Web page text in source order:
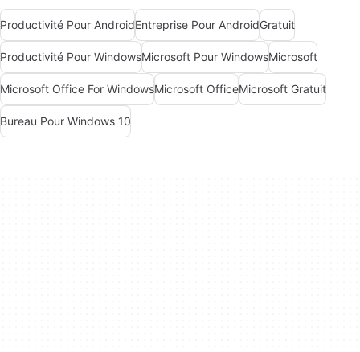
Productivité Pour AndroidEntreprise Pour AndroidGratuit
Productivité Pour WindowsMicrosoft Pour WindowsMicrosoft
Microsoft Office For WindowsMicrosoft OfficeMicrosoft Gratuit
Bureau Pour Windows 10